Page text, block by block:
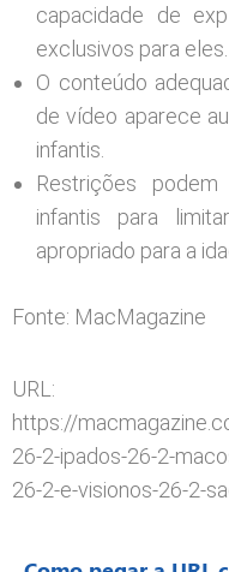
capacidade de
exclusivos para eles.
O conteúdo
de vídeo aparece
infantis.
Restrições
infantis para
apropriado para a
Fonte: MacMagazine
URL:
https://
26-2-ipados-26-2-
26-2-e-visionos-26-2-